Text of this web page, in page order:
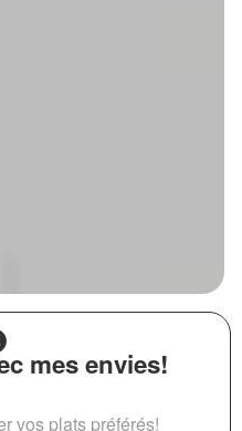
mes envies!
vos plats préférés!